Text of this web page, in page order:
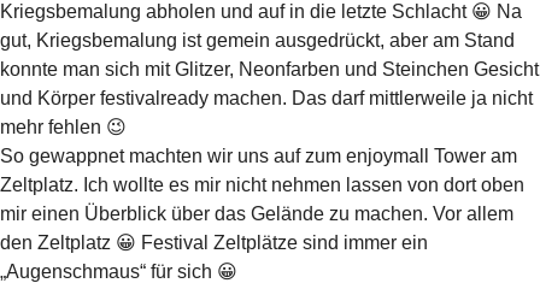
Kriegsbemalung abholen und auf in die letzte Schlacht 😀 Na
gut, Kriegsbemalung ist gemein ausgedrückt, aber am Stand
konnte man sich mit Glitzer, Neonfarben und Steinchen Gesicht
und Körper festivalready machen. Das darf mittlerweile ja nicht
mehr fehlen 😉
So gewappnet machten wir uns auf zum enjoymall Tower am
Zeltplatz. Ich wollte es mir nicht nehmen lassen von dort oben
mir einen Überblick über das Gelände zu machen. Vor allem
den Zeltplatz 😀 Festival Zeltplätze sind immer ein
„Augenschmaus“ für sich 😀